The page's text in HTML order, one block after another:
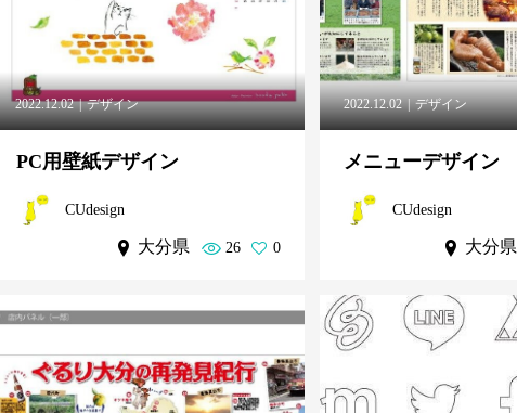
2022.12.02 デザイン
PC用壁紙デザイン
CUdesign
大分県 26 0
2022.12.02 デザイン
メニューデザイン
CUdesign
大分県